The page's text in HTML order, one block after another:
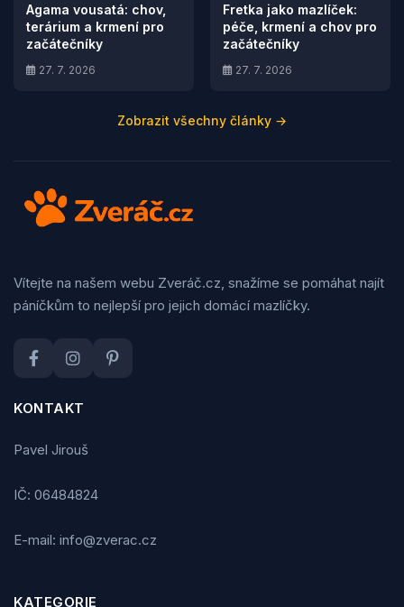
Agama vousatá: chov,
terárium a krmení pro
začátečníky
27. 7. 2026
Fretka jako mazlíček:
péče, krmení a chov pro
začátečníky
27. 7. 2026
Zobrazit všechny články →
Vítejte na našem webu Zveráč.cz, snažíme se pomáhat najít
páníčkům to nejlepší pro jejich domácí mazlíčky.
KONTAKT
Pavel Jirouš
IČ: 06484824
E-mail: info@zverac.cz
KATEGORIE